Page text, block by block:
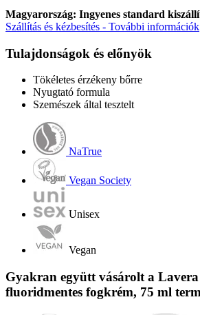
Magyarország: Ingyenes standard
Szállítás és kézbesítés - További információk
Tulajdonságok és előnyök
Tökéletes érzékeny bőrre
Nyugtató formula
Szemészek által tesztelt
NaTrue
Vegan Society
Unisex
Vegan
Gyakran együtt vásárolt a
fluoridmentes fogkrém, 75 ml